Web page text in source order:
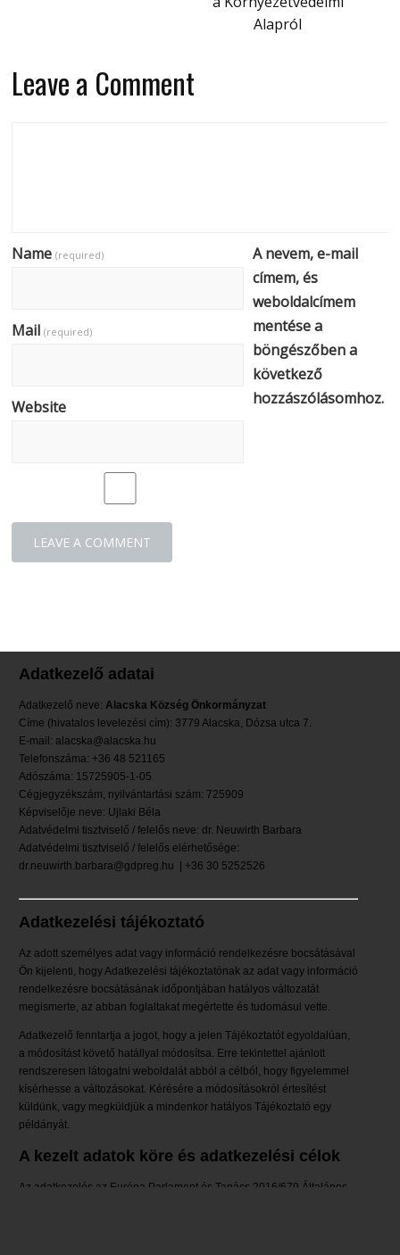
Alapról
Leave a Comment
Name(required)
Mail(required)
Website
A nevem, e-mail
címem, és
weboldalcímem
mentése a
böngészőben a
következő
hozzászólásomhoz.